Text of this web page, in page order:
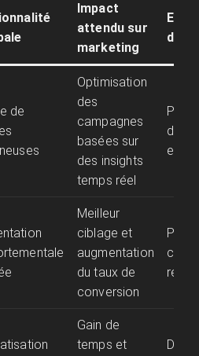
Impact
attendu sur
marketing
de
Optimisation
des
campagnes
basées sur
des insights
temps réel
Meilleur
ciblage et
augmentation
du taux de
conversion
Gain de
temps et